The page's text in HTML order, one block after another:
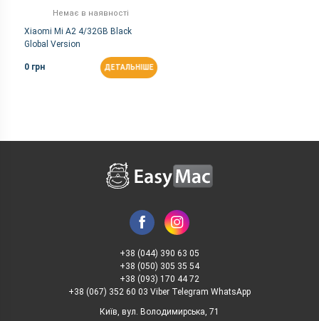
Немає в наявності
Xiaomi Mi A2 4/32GB Black
Global Version
0 грн ДЕТАЛЬНІШЕ
+38 (044) 390 63 05
+38 (050) 305 35 54
+38 (093) 170 44 72
+38 (067) 352 60 03 Viber Telegram WhatsApp
Київ, вул. Володимирська, 71